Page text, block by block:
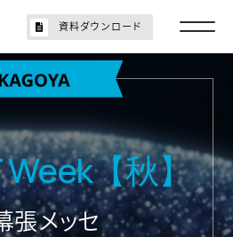
【秋】
張メッセ
資料ダウンロード